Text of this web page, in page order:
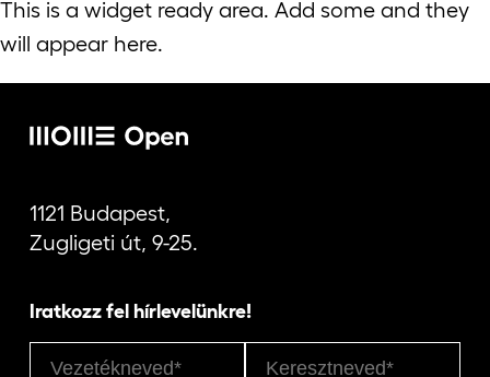
This is a widget ready area. Add some and they
will appear here.
1121 Budapest,
Zugligeti út, 9-25.
Iratkozz fel hírlevelünkre!